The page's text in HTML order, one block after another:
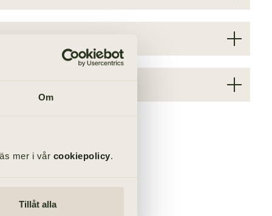
Om
mer i vår cookiepolicy.
Tillåt alla
blomman istället.
sker i minneslund,
i ceremonin.